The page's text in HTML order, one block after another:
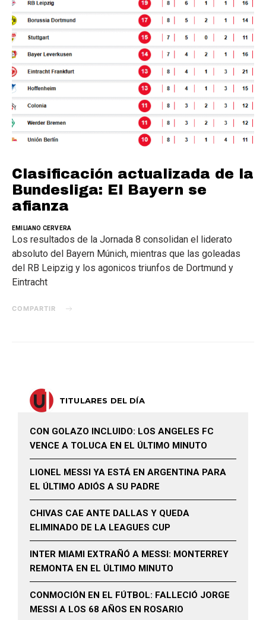
Clasificación actualizada de la
Bundesliga: El Bayern se
afianza
EMILIANO CERVERA
Los resultados de la Jornada 8 consolidan el liderato
absoluto del Bayern Múnich, mientras que las goleadas
del RB Leipzig y los agonicos triunfos de Dortmund y
Eintracht
COMPARTIR
TITULARES DEL DÍA
CON GOLAZO INCLUIDO: LOS ANGELES FC
VENCE A TOLUCA EN EL ÚLTIMO MINUTO
LIONEL MESSI YA ESTÁ EN ARGENTINA PARA
EL ÚLTIMO ADIÓS A SU PADRE
CHIVAS CAE ANTE DALLAS Y QUEDA
ELIMINADO DE LA LEAGUES CUP
INTER MIAMI EXTRAÑÓ A MESSI: MONTERREY
REMONTA EN EL ÚLTIMO MINUTO
CONMOCIÓN EN EL FÚTBOL: FALLECIÓ JORGE
MESSI A LOS 68 AÑOS EN ROSARIO